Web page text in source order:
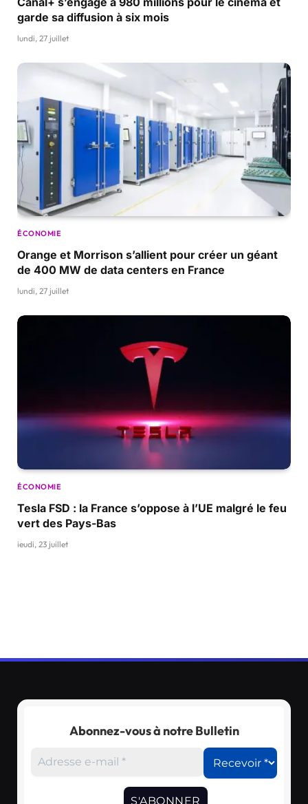
garde sa diffusion à six mois
lundi, 27 juillet
ÉCONOMIE
Orange et Morrison s’allient pour créer un géant
de 400 MW de data centers en France
lundi, 27 juillet
ÉCONOMIE
Tesla FSD : la France s’oppose à l’UE malgré le feu
vert des Pays-Bas
jeudi, 23 juillet
Abonnez-vous à notre Bulletin